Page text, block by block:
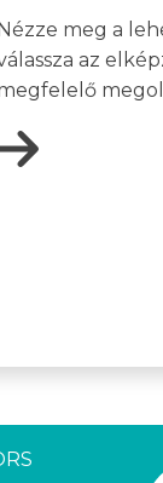
Nézze meg a
az